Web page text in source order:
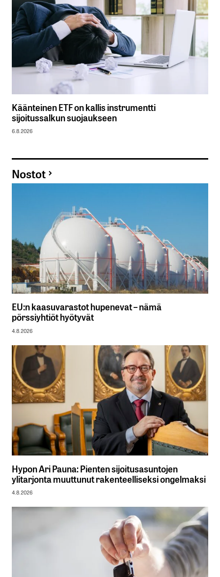
Käänteinen ETF on kallis instrumentti
sijoitussalkun suojaukseen
6.8.2026
Nostot
EU:n kaasuvarastot hupenevat – nämä
pörssiyhtiöt hyötyvät
4.8.2026
Hypon Ari Pauna: Pienten sijoitusasuntojen
ylitarjonta muuttunut rakenteelliseksi ongelmaksi
4.8.2026